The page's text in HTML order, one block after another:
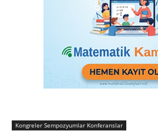
Kongreler Sempozyumlar Konferanslar